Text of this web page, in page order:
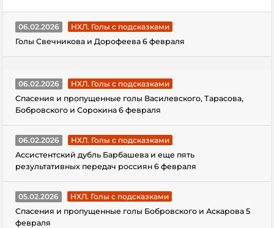
06.02.2026
НХЛ. Голы с подсказками
Голы Свечникова и Дорофеева 6 февраля
06.02.2026
НХЛ. Голы с подсказками
Спасения и пропущенные голы Василевского, Тарасова,
Бобровского и Сорокина 6 февраля
06.02.2026
НХЛ. Голы с подсказками
Ассистентский дубль Барбашева и еще пять
результативных передач россиян 6 февраля
05.02.2026
НХЛ. Голы с подсказками
Спасения и пропущенные голы Бобровского и Аскарова 5
февраля